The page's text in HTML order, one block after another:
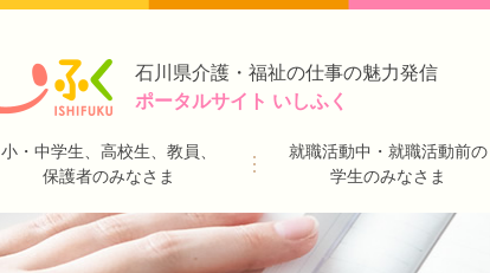
石川県介護・福祉の仕事の魅力発信
ポータルサイト いしふく
小・中学生、高校生、教員、
保護者のみなさま
就職活動中・就職活動前の
学生のみなさま